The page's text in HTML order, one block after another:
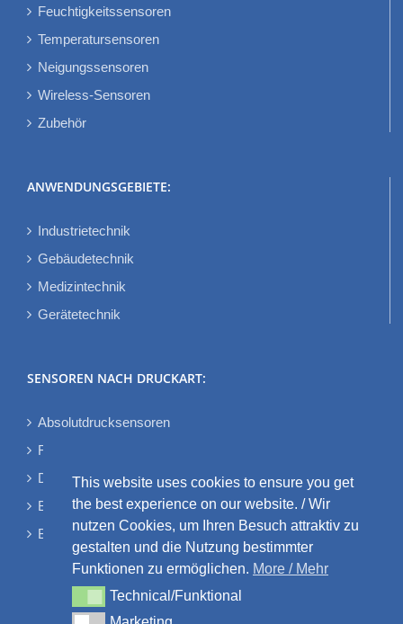
Feuchtigkeitssensoren
Temperatursensoren
Neigungssensoren
Wireless-Sensoren
Zubehör
ANWENDUNGSGEBIETE:
Industrietechnik
Gebäudetechnik
Medizintechnik
Gerätetechnik
SENSOREN NACH DRUCKART:
Absolutdrucksensoren
Relativdrucksensoren
Differenzdrucksensoren
Bidirektionale Differenzdrucksensoren
Barometrische Drucksensoren
This website uses cookies to ensure you get
the best experience on our website. / Wir
nutzen Cookies, um Ihren Besuch attraktiv zu
gestalten und die Nutzung bestimmter
Funktionen zu ermöglichen. More / Mehr
Technical/Funktional
Technical/Funktional